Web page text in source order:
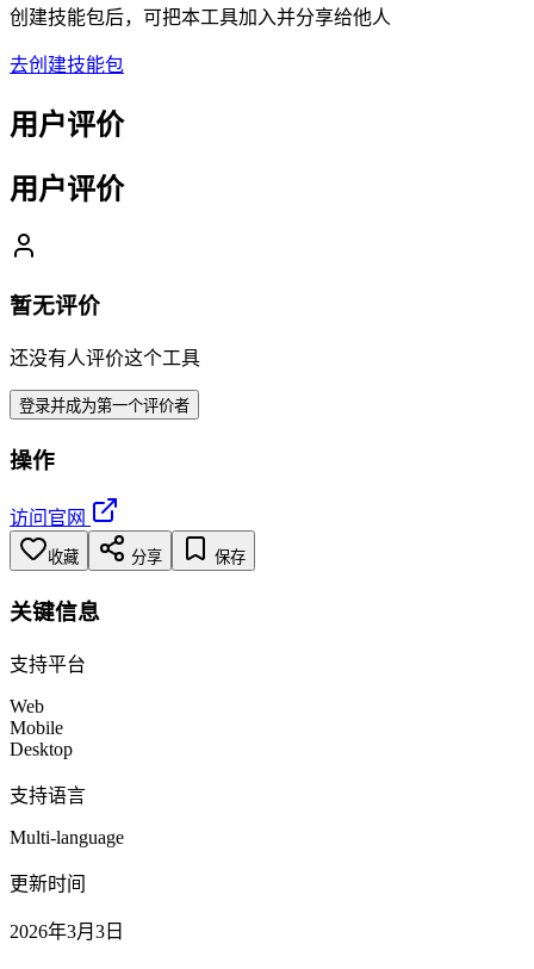
创建技能包后，可把本工具加入并分享给他人
去创建技能包
用户评价
用户评价
暂无评价
还没有人评价这个工具
登录并成为第一个评价者
操作
访问官网
收藏 分享 保存
关键信息
支持平台
Web
Mobile
Desktop
支持语言
Multi-language
更新时间
2026年3月3日